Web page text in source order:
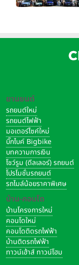
ยานยนต์
รถยนต์ใหม่
รถยนต์ไฟฟ้า
มอเตอร์ไซค์ใหม่
บิ๊กไบค์ Bigbike
บทความการเงิน
โชว์รูม (ดีลเลอร์) รถยนต์
โปรโมชั่นรถยนต์
รถไมล์น้อยราคาพิเศษ
บ้าน-คอนโด
บ้านโครงการใหม่
คอนโดใหม่
คอนโดติดรถไฟฟ้า
บ้านติดรถไฟฟ้า
ทาวน์เฮ้าส์ ทาวน์โฮม